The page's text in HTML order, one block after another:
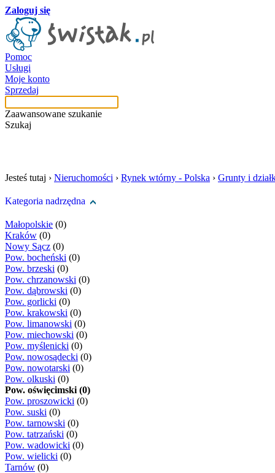
Zaloguj się
Pomoc
Usługi
Moje konto
Sprzedaj
Zaawansowane szukanie
Szukaj
Jesteś tutaj › Nieruchomości › Rynek wtórny - Polska › Grunty i
Kategoria nadrzędna
Małopolskie (0)
Kraków (0)
Nowy Sącz (0)
Pow. bocheński (0)
Pow. brzeski (0)
Pow. chrzanowski (0)
Pow. dąbrowski (0)
Pow. gorlicki (0)
Pow. krakowski (0)
Pow. limanowski (0)
Pow. miechowski (0)
Pow. myślenicki (0)
Pow. nowosądecki (0)
Pow. nowotarski (0)
Pow. olkuski (0)
Pow. oświęcimski (0)
Pow. proszowicki (0)
Pow. suski (0)
Pow. tarnowski (0)
Pow. tatrzański (0)
Pow. wadowicki (0)
Pow. wielicki (0)
Tarnów (0)